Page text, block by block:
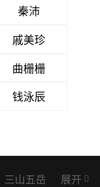
秦沛
戚美珍
曲栅栅
钱泳辰
三山五岳
展开